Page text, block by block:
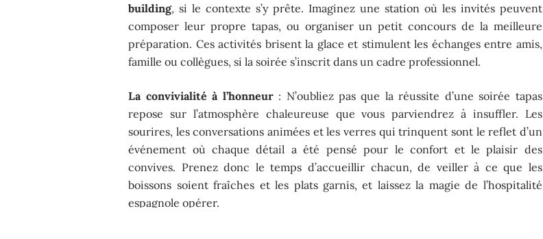
building, si le contexte s’y prête. Imaginez une station où les invités peuvent
composer leur propre tapas, ou organiser un petit concours de la meilleure
préparation. Ces activités brisent la glace et stimulent les échanges entre amis,
famille ou collègues, si la soirée s’inscrit dans un cadre professionnel.
La convivialité à l’honneur: N’oubliez pas que la réussite d’une soirée tapas
repose sur l’atmosphère chaleureuse que vous parviendrez à insuffler. Les
sourires, les conversations animées et les verres qui trinquent sont le reflet d’un
événement où chaque détail a été pensé pour le confort et le plaisir des
convives. Prenez donc le temps d’accueillir chacun, de veiller à ce que les
boissons soient fraîches et les plats garnis, et laissez la magie de l’hospitalité
espagnole opérer.